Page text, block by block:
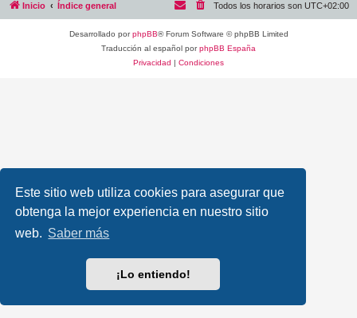
Este sitio web utiliza cookies para asegurar que
obtenga la mejor experiencia en nuestro sitio
web. Saber más
¡Lo entiendo!
Inicio Índice general Todos los horarios son UTC+02:00
Desarrollado porphpBB® Forum Software © phpBB Limited
Traducción al español porphpBB España
Privacidad | Condiciones